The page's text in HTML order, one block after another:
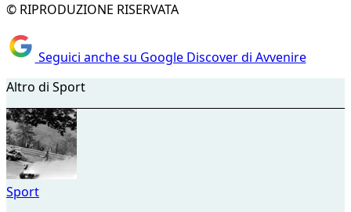
© RIPRODUZIONE RISERVATA
Seguici anche su Google Discover di Avvenire
Altro di Sport
Sport